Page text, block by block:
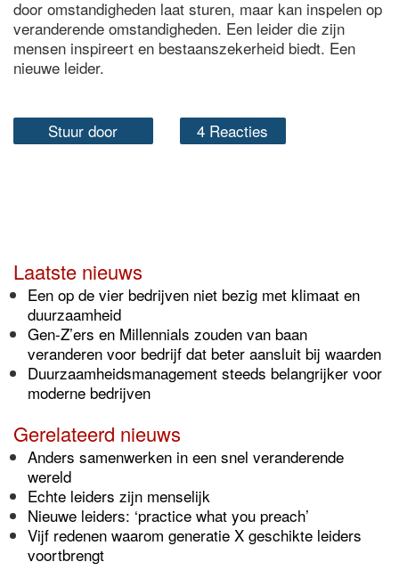
door omstandigheden laat sturen, maar kan inspelen op
veranderende omstandigheden. Een leider die zijn
mensen inspireert en bestaanszekerheid biedt. Een
nieuwe leider.
Stuur door 4 Reacties
Laatste nieuws
Een op de vier bedrijven niet bezig met klimaat en
duurzaamheid
Gen-Z’ers en Millennials zouden van baan
veranderen voor bedrijf dat beter aansluit bij waarden
Duurzaamheidsmanagement steeds belangrijker voor
moderne bedrijven
Gerelateerd nieuws
Anders samenwerken in een snel veranderende
wereld
Echte leiders zijn menselijk
Nieuwe leiders: ‘practice what you preach’
Vijf redenen waarom generatie X geschikte leiders
voortbrengt